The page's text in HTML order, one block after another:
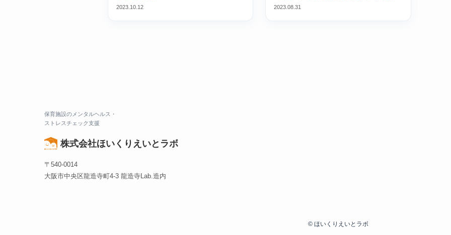
2023.10.12 2023.08.31
保育施設のメンタルヘルス・
ストレスチェック支援
〒540-0014
大阪市中央区龍造寺町4-3 龍造寺Lab.造内
© ほいくりえいとラボ